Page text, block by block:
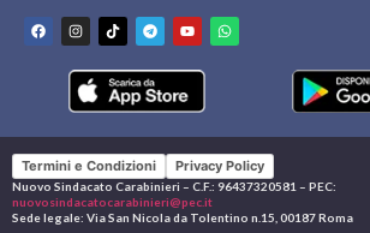
Termini e Condizioni Privacy Policy
Nuovo Sindacato Carabinieri – C.F.: 96437320581 – PEC:
nuovosindacatocarabinieri@pec.it
Sede legale: Via San Nicola da Tolentino n.15, 00187 Roma